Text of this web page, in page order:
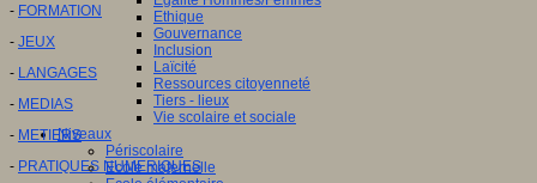
Ethique
Gouvernance
Inclusion
Laïcité
Ressources citoyenneté
Tiers - lieux
Vie scolaire et sociale
Niveaux
Périscolaire
Ecole maternelle
- FORMATION
- JEUX
- LANGAGES
- MEDIAS
- METIERS
- PRATIQUES NUMERIQUES